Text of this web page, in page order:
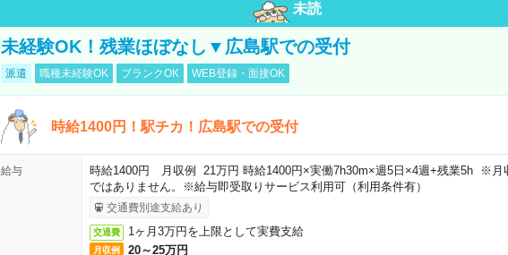
未読
未経験OK！残業ほぼなし▼広島駅での受付
派遣 職種未経験OK ブランクOK WEB登録・面接OK
時給1400円！駅チカ！広島駅での受付
給与
時給1400円 月収例 21万円 時給1400円×実働7h30m×週5日×4週+残業5h ※月
ではありません。※給与即受取りサービス利用可（利用条件有）
交通費別途支給あり
交通費 1ヶ月3万円を上限として実費支給
月収例 20～25万円